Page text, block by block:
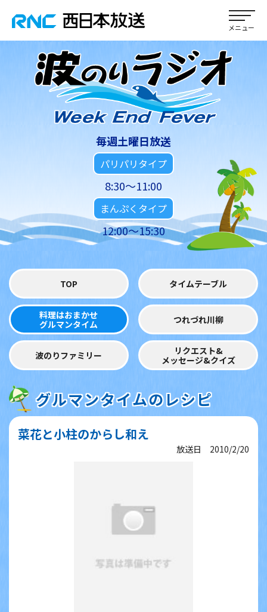
毎週土曜日放送
パリパリタイプ
8:30～11:00
まんぷくタイプ
12:00～15:30
TOP タイムテーブル
料理はおまかせ
グルマンタイム
つれづれ川柳
波のりファミリー
リクエスト&
メッセージ&クイズ
グルマンタイムのレシピ
菜花と小柱のからし和え
放送日 2010/2/20